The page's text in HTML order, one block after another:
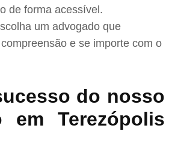
de forma acessível.
um advogado que
e se importe com o
do nosso
em Terezópolis